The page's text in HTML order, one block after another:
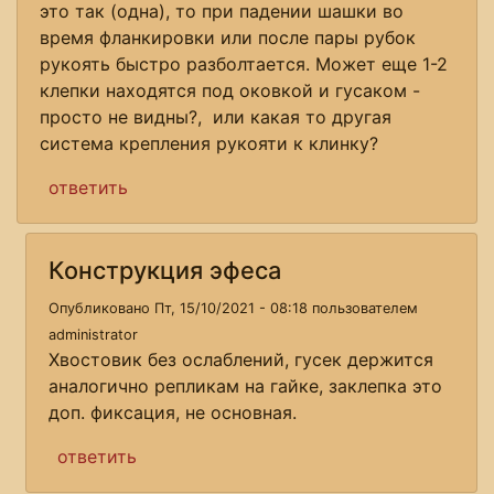
это так (одна), то при падении шашки во
время фланкировки или после пары рубок
рукоять быстро разболтается. Может еще 1-2
клепки находятся под оковкой и гусаком -
просто не видны?, или какая то другая
система крепления рукояти к клинку?
ответить
Конструкция эфеса
Опубликовано Пт, 15/10/2021 - 08:18 пользователем
administrator
Хвостовик без ослаблений, гусек держится
аналогично репликам на гайке, заклепка это
доп. фиксация, не основная.
ответить